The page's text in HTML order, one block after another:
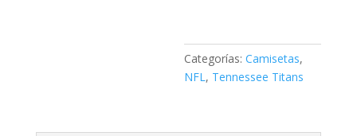
Categorías:Camisetas,
NFL, Tennessee Titans